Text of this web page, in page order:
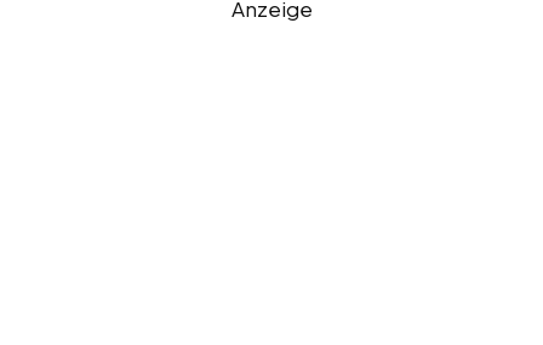
Anzeige